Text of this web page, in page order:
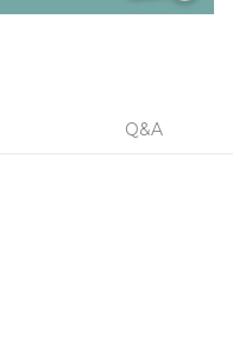
Q&A